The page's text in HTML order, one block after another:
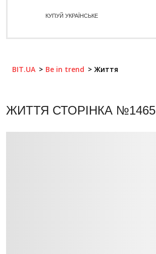
КУПУЙ УКРАЇНСЬКЕ
BIT.UA Be in trend Життя
ЖИТТЯ СТОРІНКА №1465